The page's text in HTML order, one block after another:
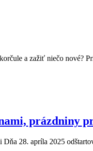
a zažiť niečo nové?
prázdniny
28. apríla 2025